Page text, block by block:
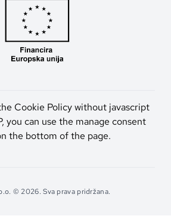
Cookie Policy without javascript
you can use the manage consent
the bottom of the page.
© 2026. Sva prava pridržana.